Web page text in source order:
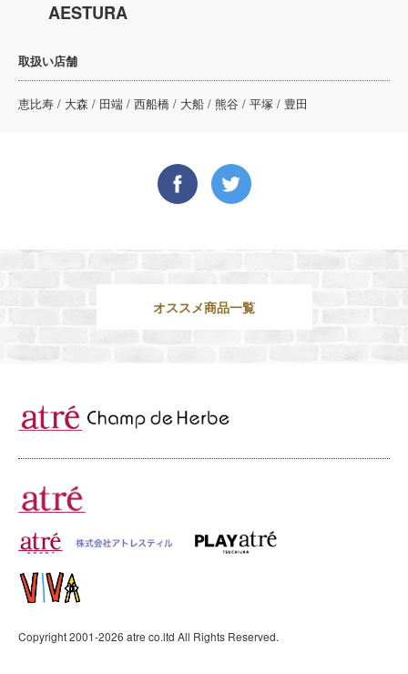
AESTURA
取扱い店舗
恵比寿 / 大森 / 田端 / 西船橋 / 大船 / 熊谷 / 平塚 / 豊田
オススメ商品一覧
Copyright 2001-2026 atre co.ltd All Rights Reserved.